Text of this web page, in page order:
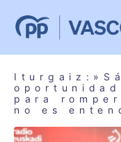
oportunidad
para
no es